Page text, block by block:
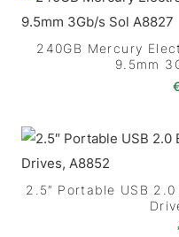
240GB Mercury
9.5mm
2.5″ Portable USB